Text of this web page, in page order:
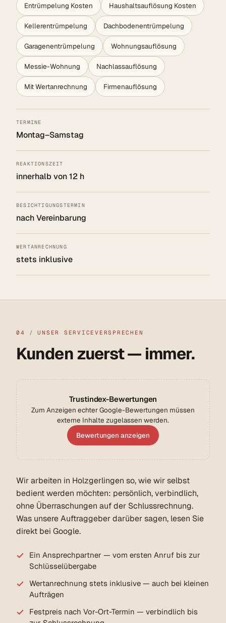
Entrümpelung Kosten Haushaltsauflösung Kosten
Kellerentrümpelung Dachbodenentrümpelung
Garagenentrümpelung Wohnungsauflösung
Messie-Wohnung Nachlassauflösung
Mit Wertanrechnung Firmenauflösung
TERMINE
Montag–Samstag
REAKTIONSZEIT
innerhalb von 12 h
BESICHTIGUNGSTERMIN
nach Vereinbarung
WERTANRECHNUNG
stets inklusive
04 / UNSER SERVICEVERSPRECHEN
Kunden zuerst — immer.
Trustindex-Bewertungen
Zum Anzeigen echter Google-Bewertungen müssen
externe Inhalte zugelassen werden.
Bewertungen anzeigen
Wir arbeiten in Holzgerlingen so, wie wir selbst
bedient werden möchten: persönlich, verbindlich,
ohne Überraschungen auf der Schlussrechnung.
Was unsere Auftraggeber darüber sagen, lesen Sie
direkt bei Google.
Ein Ansprechpartner — vom ersten Anruf bis zur
Schlüsselübergabe
Wertanrechnung stets inklusive — auch bei kleinen
Aufträgen
Festpreis nach Vor-Ort-Termin — verbindlich bis